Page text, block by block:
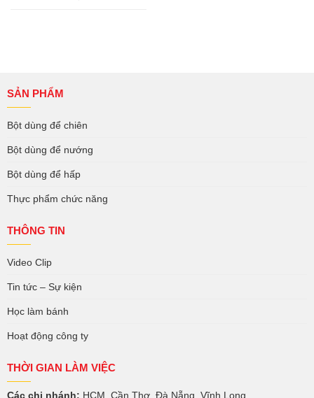
SẢN PHẨM
Bột dùng để chiên
Bột dùng để nướng
Bột dùng để hấp
Thực phẩm chức năng
THÔNG TIN
Video Clip
Tin tức – Sự kiện
Học làm bánh
Hoạt động công ty
THỜI GIAN LÀM VIỆC
Các chi nhánh: HCM, Cần Thơ, Đà Nẵng, Vĩnh Long